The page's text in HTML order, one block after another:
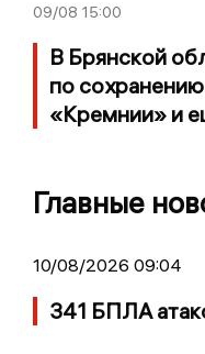
09/08 15:00
В Брянской
по
«Кремнии» и
Главные
10/08/2026 09:04
341 БПЛА